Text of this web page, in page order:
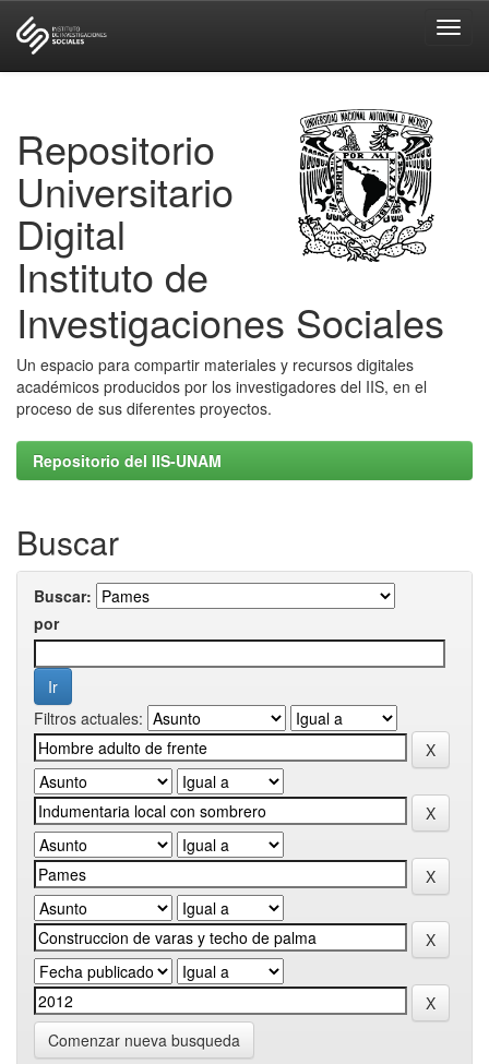
Repositorio
Universitario
Digital
Instituto de
Investigaciones Sociales
Un espacio para compartir materiales y recursos digitales
académicos producidos por los investigadores del IIS, en el
proceso de sus diferentes proyectos.
Repositorio del IIS-UNAM
Buscar
Buscar:
por
Filtros actuales:
Comenzar nueva busqueda